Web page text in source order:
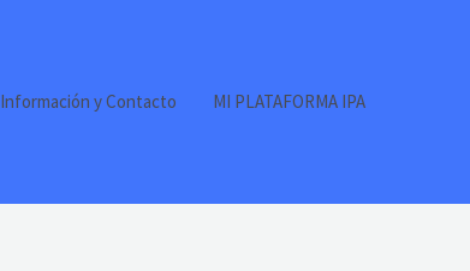
Información y Contacto MI PLATAFORMA IPA